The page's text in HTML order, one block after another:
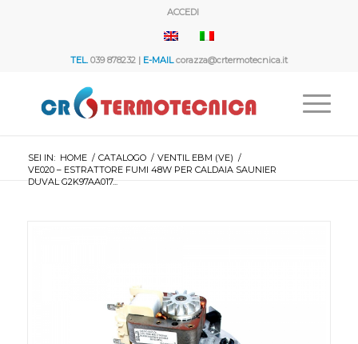
ACCEDI
TEL.039 878232 | E-MAILcorazza@crtermotecnica.it
SEI IN: HOME / CATALOGO / VENTIL EBM (VE) /
VE020 – ESTRATTORE FUMI 48W PER CALDAIA SAUNIER
DUVAL G2K97AA017...